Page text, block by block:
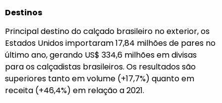
Destinos
Principal destino do calçado brasileiro no exterior, os
Estados Unidos importaram 17,84 milhões de pares no
último ano, gerando US$ 334,6 milhões em divisas
para os calçadistas brasileiros. Os resultados são
superiores tanto em volume (+17,7%) quanto em
receita (+46,4%) em relação a 2021.